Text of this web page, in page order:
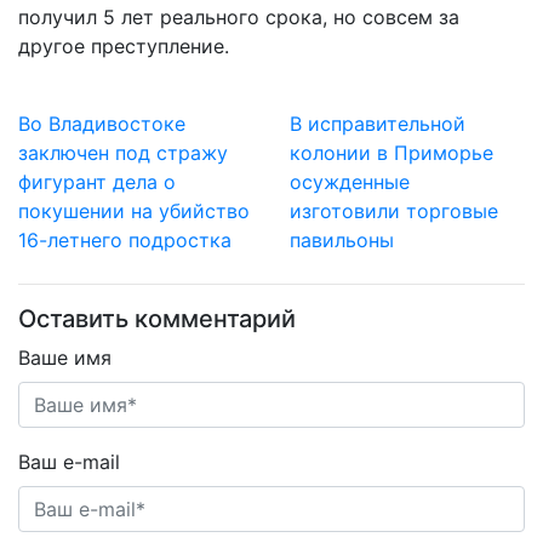
получил 5 лет реального срока, но совсем за
другое преступление.
Во Владивостоке
заключен под стражу
фигурант дела о
покушении на убийство
16-летнего подростка
В исправительной
колонии в Приморье
осужденные
изготовили торговые
павильоны
Оставить комментарий
Ваше имя
Ваш e-mail